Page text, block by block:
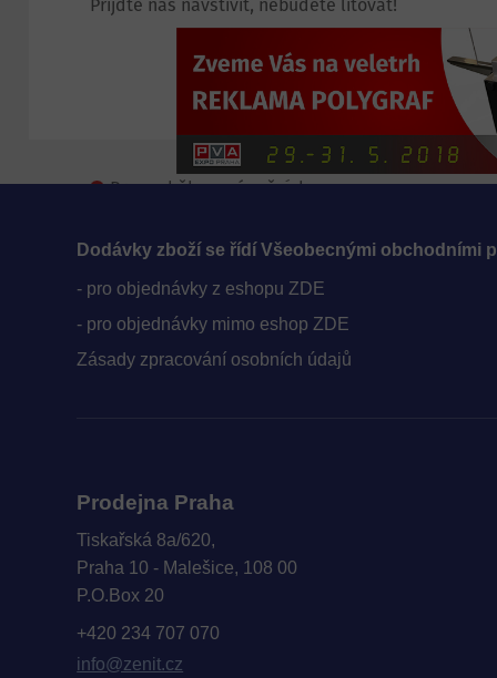
Přijďte nás navštívit, nebudete litovat!
Provoz během vánočních
Mezinárodní veletrh
REKLAMA
Dodávky zboží se řídí Všeobecnými obchodními
- pro objednávky z eshopu ZDE
- pro objednávky mimo eshop ZDE
Zásady zpracování osobních údajů
Prodejna Praha
Tiskařská 8a/620,
Praha 10 - Malešice, 108 00
P.O.Box 20
+420 234 707 070
info@zenit.cz